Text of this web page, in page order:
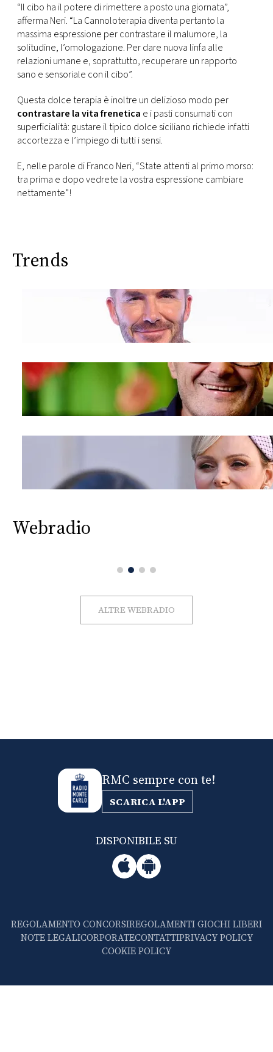
“Il cibo ha il potere di rimettere a posto una giornata”,
afferma Neri. “La Cannoloterapia diventa pertanto la
massima espressione per contrastare il malumore, la
solitudine, l’omologazione. Per dare nuova linfa alle
relazioni umane e, soprattutto, recuperare un rapporto
sano e sensoriale con il cibo”.
Questa dolce terapia è inoltre un delizioso modo per
contrastare la vita frenetica e i pasti consumati con
superficialità: gustare il tipico dolce siciliano richiede infatti
accortezza e l’impiego di tutti i sensi.
E, nelle parole di Franco Neri, “State attenti al primo morso:
tra prima e dopo vedrete la vostra espressione cambiare
nettamente”!
Trends
Webradio
ALTRE WEBRADIO
RMC sempre con te!
SCARICA L'APP
DISPONIBILE SU
REGOLAMENTO CONCORSIREGOLAMENTI GIOCHI LIBERI
NOTE LEGALICORPORATECONTATTIPRIVACY POLICY
COOKIE POLICY